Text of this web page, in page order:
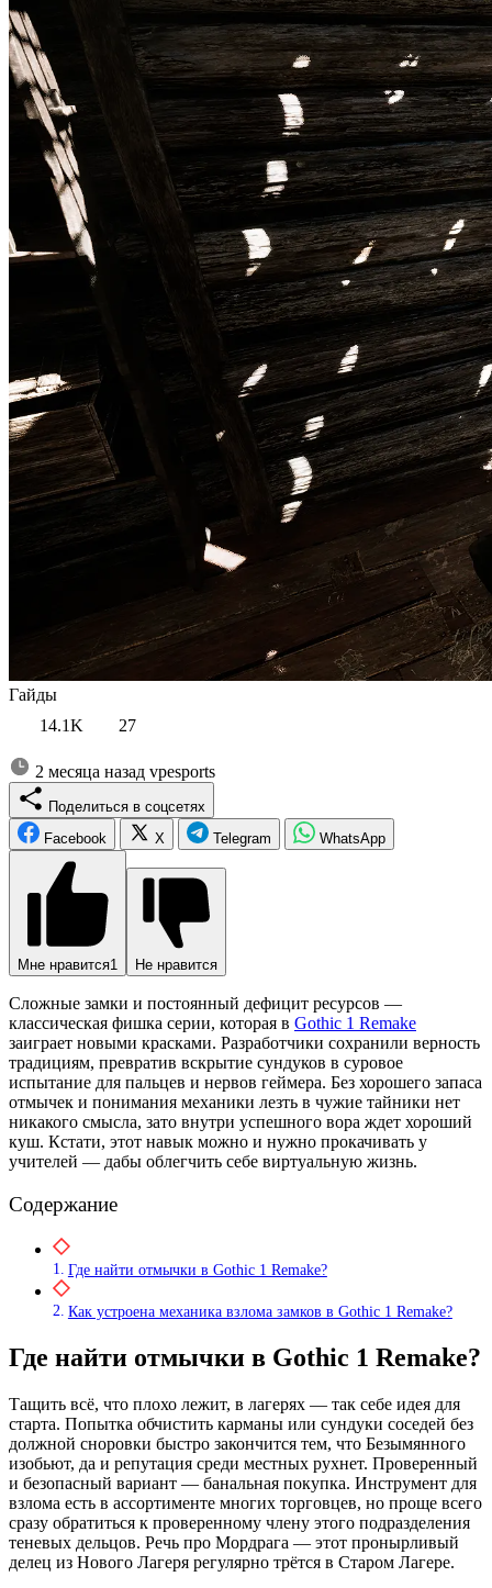
Гайды
14.1K
27
2 месяца назад vpesports
Поделиться в соцсетях
Facebook
X Telegram WhatsApp
Мне нравится1 Не нравится
Сложные замки и постоянный дефицит ресурсов —
классическая фишка серии, которая в Gothic 1 Remake
заиграет новыми красками. Разработчики сохранили верность
традициям, превратив вскрытие сундуков в суровое
испытание для пальцев и нервов геймера. Без хорошего запаса
отмычек и понимания механики лезть в чужие тайники нет
никакого смысла, зато внутри успешного вора ждет хороший
куш. Кстати, этот навык можно и нужно прокачивать у
учителей — дабы облегчить себе виртуальную жизнь.
Содержание
Где найти отмычки в Gothic 1 Remake?
Как устроена механика взлома замков в Gothic 1 Remake?
Где найти отмычки в Gothic 1 Remake?
Тащить всё, что плохо лежит, в лагерях — так себе идея для
старта. Попытка обчистить карманы или сундуки соседей без
должной сноровки быстро закончится тем, что Безымянного
изобьют, да и репутация среди местных рухнет. Проверенный
и безопасный вариант — банальная покупка. Инструмент для
взлома есть в ассортименте многих торговцев, но проще всего
сразу обратиться к проверенному члену этого подразделения
теневых дельцов. Речь про Мордрага — этот пронырливый
делец из Нового Лагеря регулярно трётся в Старом Лагере.